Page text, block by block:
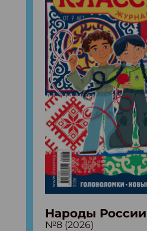
Народы России
№8 (2026)